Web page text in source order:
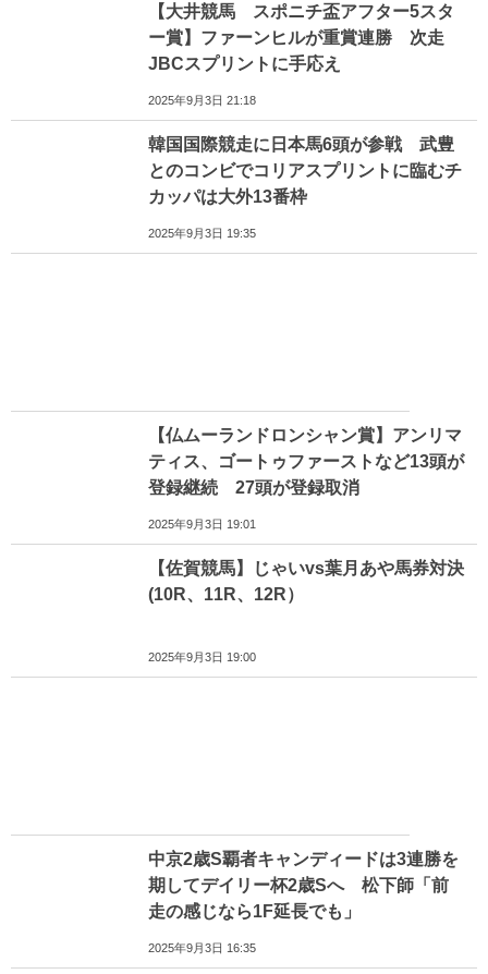
【大井競馬 スポニチ盃アフター5スタ
ー賞】ファーンヒルが重賞連勝 次走
JBCスプリントに手応え
2025年9月3日 21:18
韓国国際競走に日本馬6頭が参戦 武豊
とのコンビでコリアスプリントに臨むチ
カッパは大外13番枠
2025年9月3日 19:35
【仏ムーランドロンシャン賞】アンリマ
ティス、ゴートゥファーストなど13頭が
登録継続 27頭が登録取消
2025年9月3日 19:01
【佐賀競馬】じゃいvs葉月あや馬券対決
(10R、11R、12R）
2025年9月3日 19:00
中京2歳S覇者キャンディードは3連勝を
期してデイリー杯2歳Sへ 松下師「前
走の感じなら1F延長でも」
2025年9月3日 16:35